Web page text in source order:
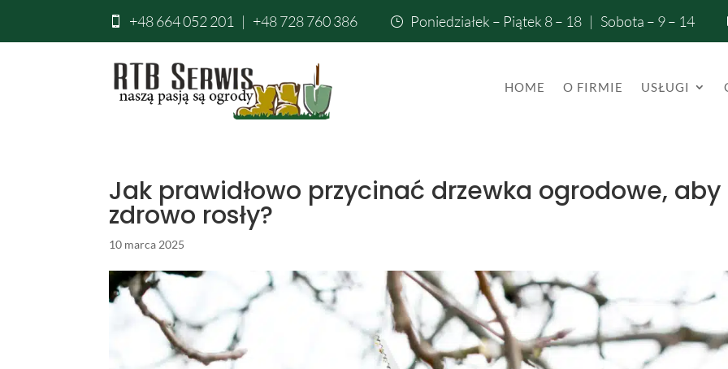
 +48 664 052 201 | +48 728 760 386 } Poniedziałek – Piątek 8 – 18 | Sobota – 9 – 14
HOME O FIRMIE USŁUGI
Jak prawidłowo przycinać drzewka ogrodowe, aby
zdrowo rosły?
10 marca 2025